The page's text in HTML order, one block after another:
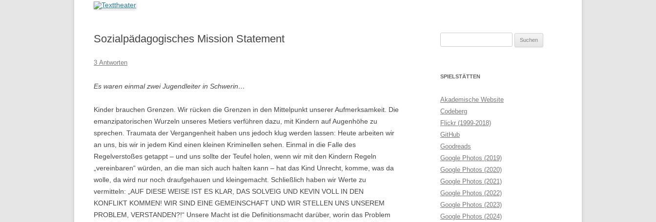
Sozialpädagogisches Mission Statement
3 Antworten
Es waren einmal zwei Jugendleiter in Schwerin…
Kinder brauchen Grenzen. Wir rücken die Grenzen in den Mittelpunkt unserer Aufmerksamkeit. Die
emanzipatorischen Wurzeln unseres Metiers verführen dazu, mit Kindern auf Augenhöhe zu
sprechen. Traumata der Vergangenheit haben uns jedoch klug werden lassen: Heute arbeiten wir
an uns, bis wir in jedem Kind einen kleinen Kriminellen sehen. Einmal in die Falle des
Regelverstoßes getappt – und uns sollte der Teufel holen, wenn wir mit den Kindern Regeln
„vereinbaren“ würden, an die man sich auch halten kann – hat das Kind Unrecht, komme, was da
wolle, da wird nur noch draufgehauen und kleingemacht. Schließlich haben wir Werte zu
vermitteln: „AUF DIESE WEISE IST ES KLAR, DAS SOLVEIG UND KEVIN VOLL IN DEN
KONFLIKT KOMMEN! WIR SIND EINE GEMEINSCHAFT UND WIR STELLEN UNS UNSEREM
PROBLEM, VERSTANDEN?!“ Unsere Macht ist die Definitionsmacht darüber, worin das Problem
SPIELSTÄTTEN
Akademische Website
Codeberg
Flickr (1999-2018)
GitHub
Goodreads
Google Photos (2019)
Google Photos (2020)
Google Photos (2021)
Google Photos (2022)
Google Photos (2023)
Google Photos (2024)